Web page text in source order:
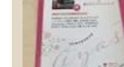
TBSテレ
放映日：